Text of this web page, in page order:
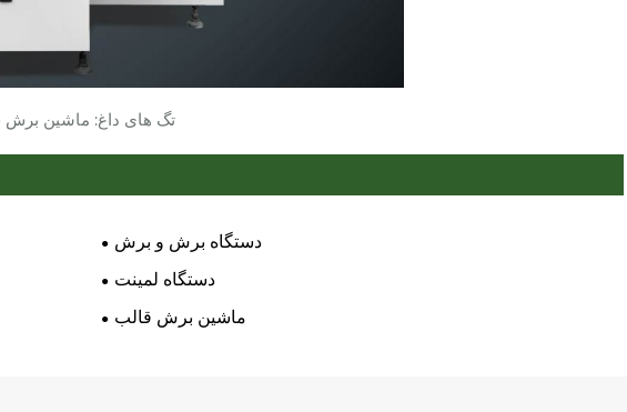
تگ های داغ: ماشین برش
دستگاه برش و برش
دستگاه لمینت
ماشین برش قالب